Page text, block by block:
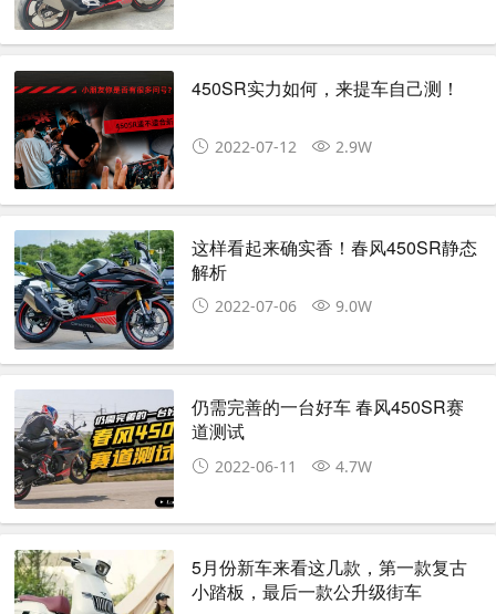
450SR实力如何，来提车自己测！
2022-07-12 2.9W
这样看起来确实香！春风450SR静态
解析
2022-07-06 9.0W
仍需完善的一台好车 春风450SR赛
道测试
2022-06-11 4.7W
5月份新车来看这几款，第一款复古
小踏板，最后一款公升级街车